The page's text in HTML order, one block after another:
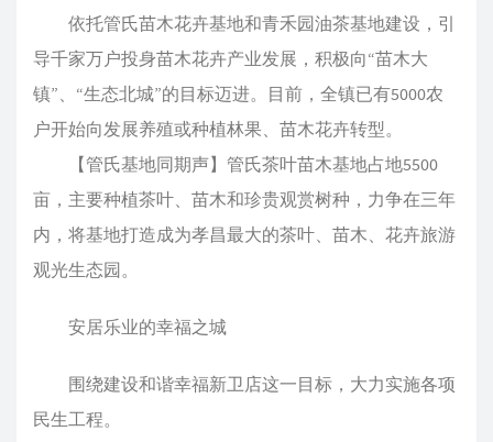
依托管氏苗木花卉基地和青禾园油茶基地建设，引
导千家万户投身苗木花卉产业发展，积极向“苗木大
镇”、“生态北城”的目标迈进。目前，全镇已有5000农
户开始向发展养殖或种植林果、苗木花卉转型。
【管氏基地同期声】管氏茶叶苗木基地占地5500
亩，主要种植茶叶、苗木和珍贵观赏树种，力争在三年
内，将基地打造成为孝昌最大的茶叶、苗木、花卉旅游
观光生态园。
安居乐业的幸福之城
围绕建设和谐幸福新卫店这一目标，大力实施各项
民生工程。